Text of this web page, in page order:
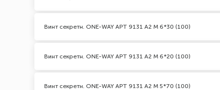
Винт секретн. ONE-WAY АРТ 9131 А2 M 6*30 (100)
Винт секретн. ONE-WAY АРТ 9131 А2 M 6*20 (100)
Винт секретн. ONE-WAY АРТ 9131 А2 M 5*70 (100)